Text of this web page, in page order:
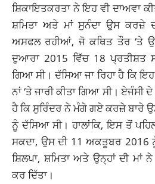
ਸ਼ਿਕਾਇਤਕਰਤਾ ਨੇ ਇਹ ਵੀ ਦਾਅਵਾ
ਸ਼ਮਿਤਾ ਅਤੇ ਮਾਂ ਸੁਨੰਦਾ ਉਸ ਕਰਜ਼ੇ
ਅਸਫਲ ਰਹੀਆਂ, ਜੋ ਕਥਿਤ ਤੌਰ ‘ਤੇ
ਦੁਆਰਾ 2015 ਵਿੱਚ 18 ਪ੍ਰਤੀਸ਼ਤ
ਗਿਆ ਸੀ। ਦੱਸਿਆ ਜਾ ਰਿਹਾ ਹੈ ਕਿ
ਨਾਂ ‘ਤੇ ਜਾਰੀ ਕੀਤਾ ਗਿਆ ਸੀ। ਏਜੰਸੀ
ਹੈ ਕਿ ਸੁਰਿੰਦਰ ਨੇ ਮੰਗੇ ਗਏ ਕਰਜ਼ੇ ਬਾਰੇ
ਨੂੰ ਦੱਸਿਆ ਸੀ। ਹਾਲਾਂਕਿ, ਇਸ ਤੋਂ
ਸਕਦਾ, ਉਸ ਦੀ 11 ਅਕਤੂਬਰ
ਸ਼ਿਲਪਾ, ਸ਼ਮਿਤਾ ਅਤੇ ਉਨ੍ਹਾਂ ਦੀ
ਕਰ ਦਿੱਤਾ।